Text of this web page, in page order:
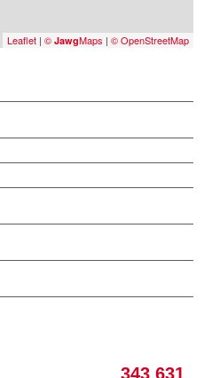
Leaflet | © JawgMaps | © OpenStreetMap
343 631